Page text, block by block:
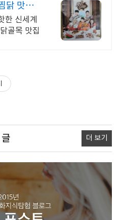
닭 맛있
영
한 신세계
골목 맛집
더 보기